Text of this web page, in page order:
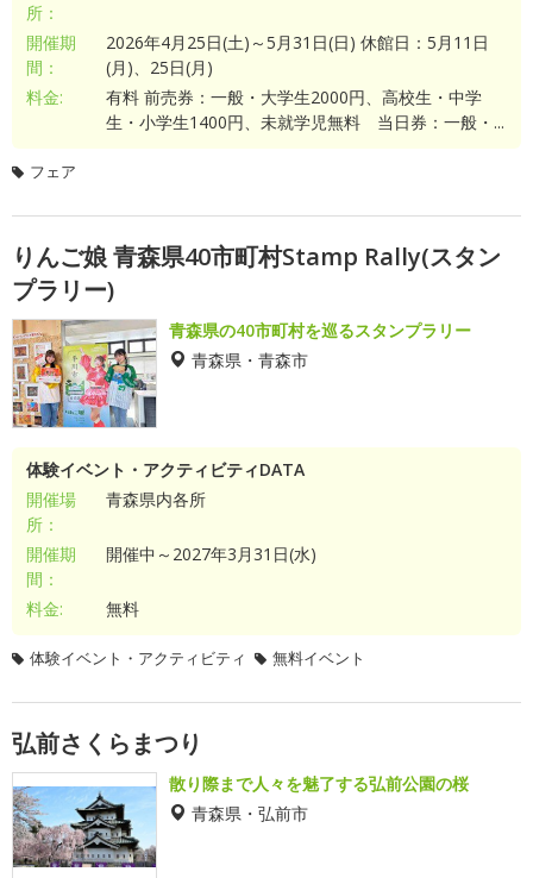
所：
開催期
間：
2026年4月25日(土)～5月31日(日) 休館日：5月11日
(月)、25日(月)
料金:
有料 前売券：一般・大学生2000円、高校生・中学
生・小学生1400円、未就学児無料 当日券：一般・...
フェア
りんご娘 青森県40市町村Stamp Rally(スタン
プラリー)
青森県の40市町村を巡るスタンプラリー
青森県・青森市
体験イベント・アクティビティDATA
開催場
所：
青森県内各所
開催期
間：
開催中～2027年3月31日(水)
料金: 無料
体験イベント・アクティビティ 無料イベント
弘前さくらまつり
散り際まで人々を魅了する弘前公園の桜
青森県・弘前市